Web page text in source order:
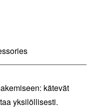
kätevät
yksilöllisesti.